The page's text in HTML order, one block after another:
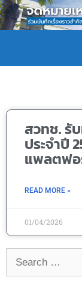
สวทช. รั
ประจำปี
แพลตฟอ
READ MORE »
01/04/2026